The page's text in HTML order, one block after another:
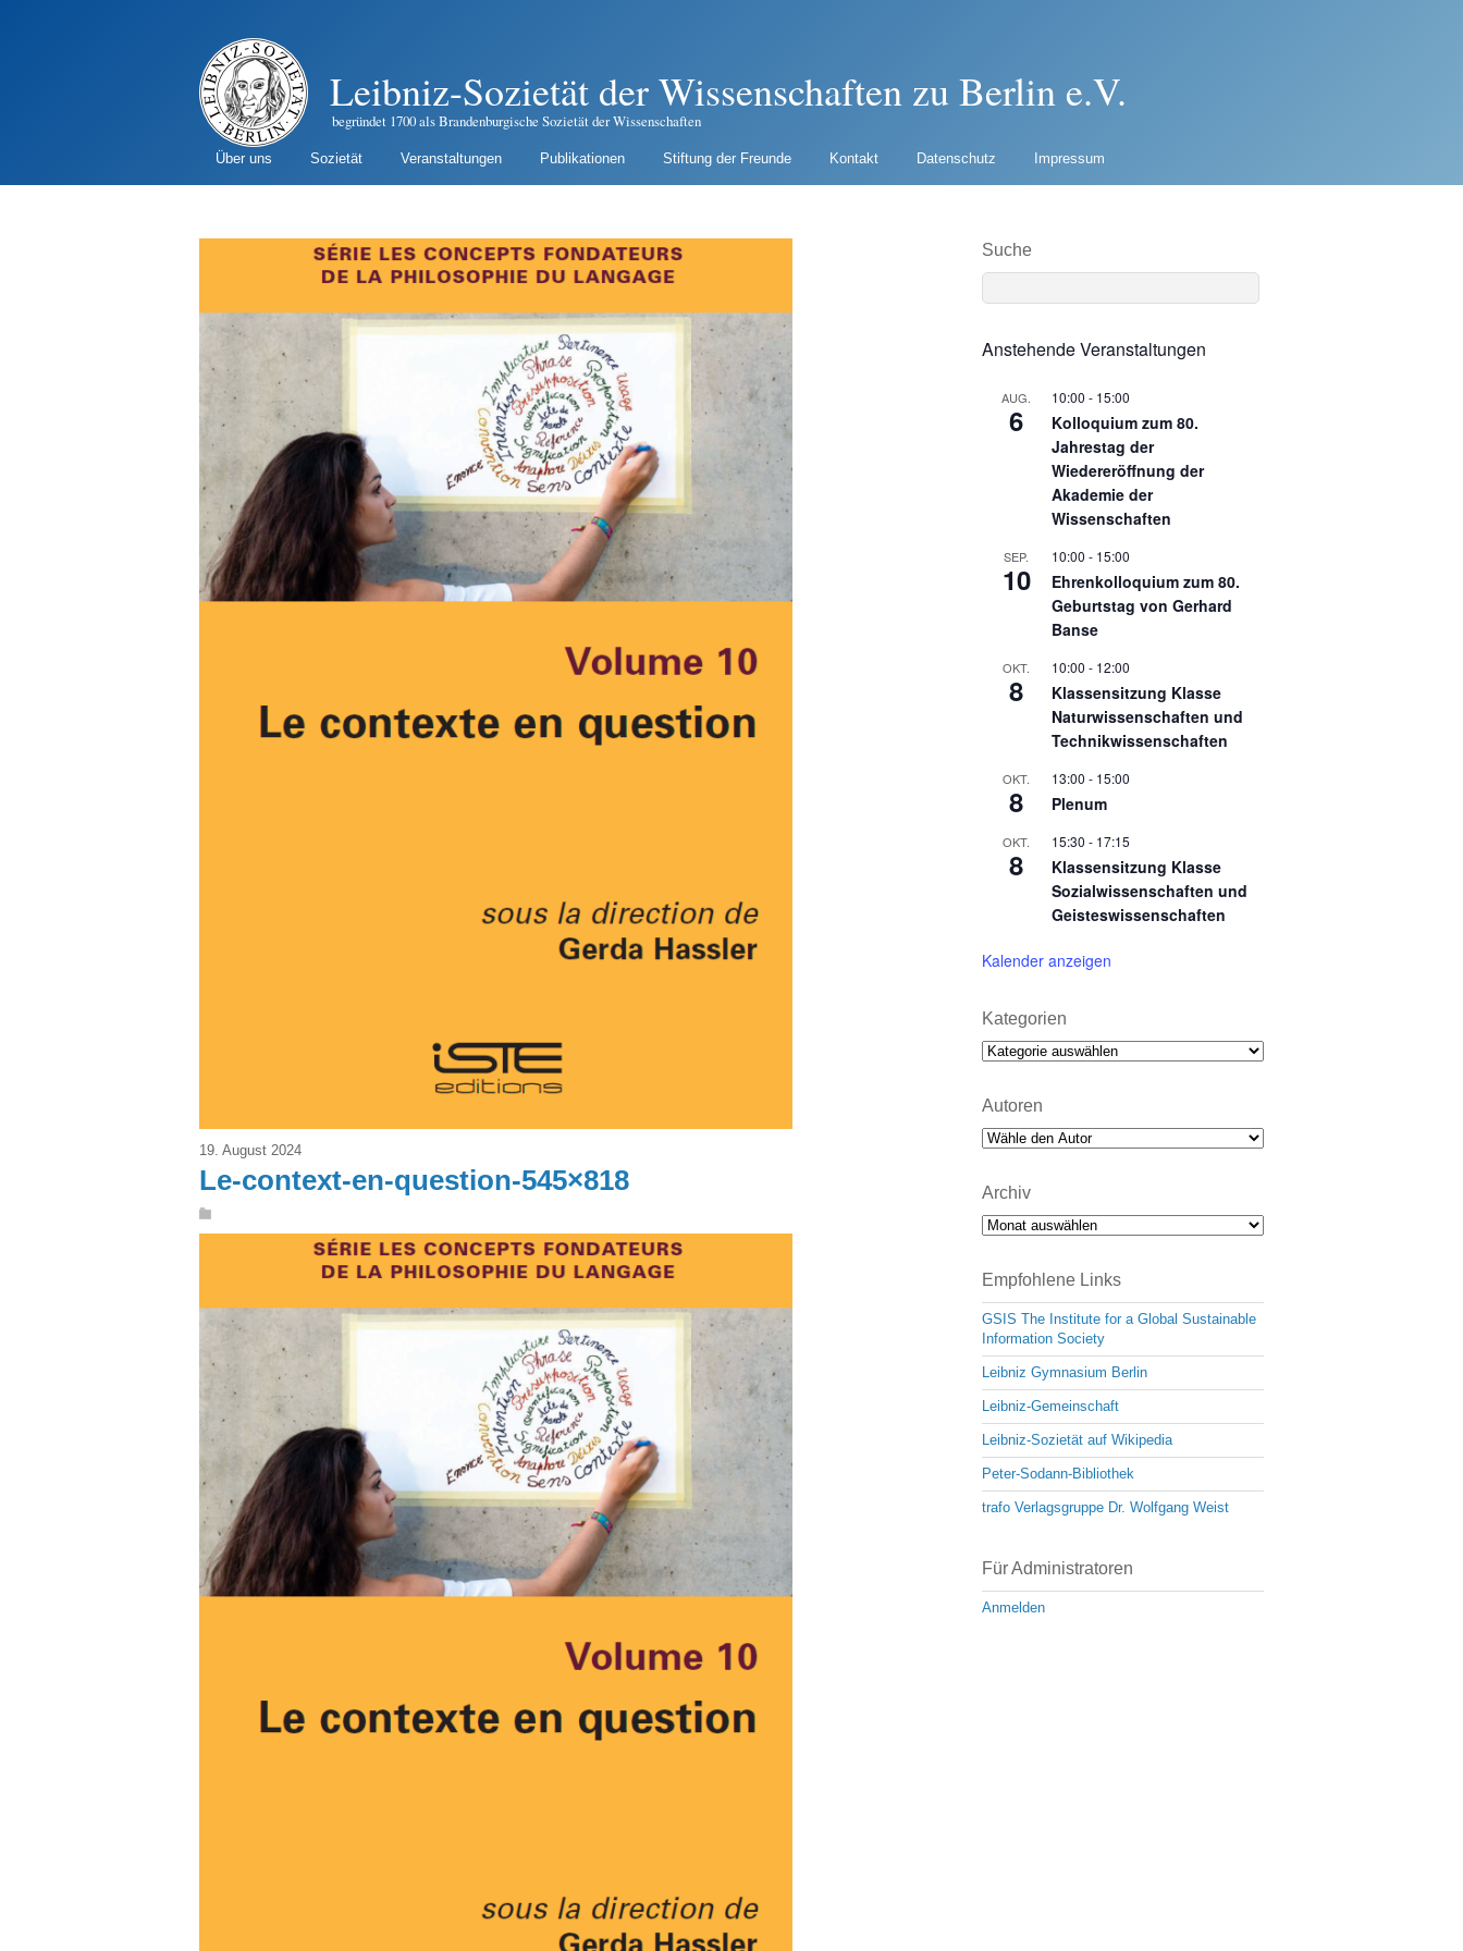
Leibniz-Sozietät der Wissenschaften zu Berlin e.V.
begründet 1700 als Brandenburgische Sozietät der Wissenschaften
Über uns Sozietät Veranstaltungen Publikationen Stiftung der Freunde Kontakt Datenschutz Impressum
19. August 2024
Le-context-en-question-545×818
Suche
Anstehende Veranstaltungen
AUG.
6
10:00 - 15:00
Kolloquium zum 80.
Jahrestag der
Wiedereröffnung der
Akademie der
Wissenschaften
SEP.
10
10:00 - 15:00
Ehrenkolloquium zum 80.
Geburtstag von Gerhard
Banse
OKT.
8
10:00 - 12:00
Klassensitzung Klasse
Naturwissenschaften und
Technikwissenschaften
OKT.
8
13:00 - 15:00
Plenum
OKT.
8
15:30 - 17:15
Klassensitzung Klasse
Sozialwissenschaften und
Geisteswissenschaften
Kalender anzeigen
Kategorien
Kategorien
Autoren
Archiv
Archiv
Empfohlene Links
GSIS The Institute for a Global Sustainable
Information Society
Leibniz Gymnasium Berlin
Leibniz-Gemeinschaft
Leibniz-Sozietät auf Wikipedia
Peter-Sodann-Bibliothek
trafo Verlagsgruppe Dr. Wolfgang Weist
Für Administratoren
Anmelden